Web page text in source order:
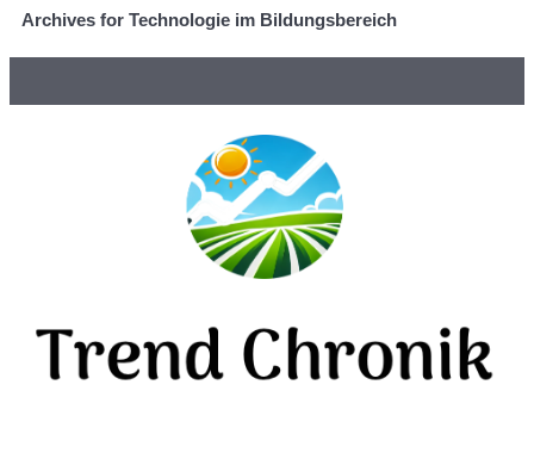
Archives for Technologie im Bildungsbereich